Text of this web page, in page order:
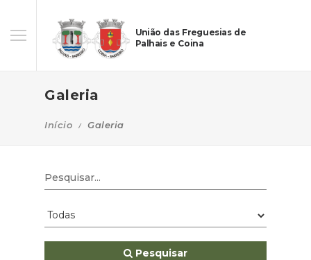
União das Freguesias de
Palhais e Coina
Galeria
Início Galeria
Pesquisar